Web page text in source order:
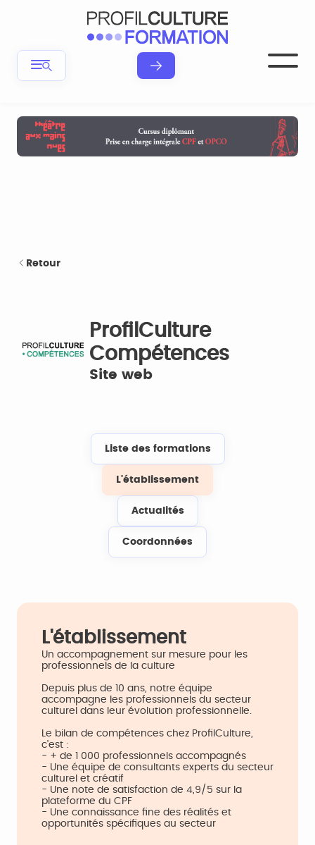
Retour
ProfilCulture
Compétences
Site web
Liste des formations
L'établissement
Actualités
Coordonnées
L'établissement
Un accompagnement sur mesure pour les
professionnels de la culture
Depuis plus de 10 ans, notre équipe
accompagne les professionnels du secteur
culturel dans leur évolution professionnelle.
Le bilan de compétences chez ProfilCulture,
c’est :
- + de 1 000 professionnels accompagnés
- Une équipe de consultants experts du secteur
culturel et créatif
- Une note de satisfaction de 4,9/5 sur la
plateforme du CPF
- Une connaissance fine des réalités et
opportunités spécifiques au secteur